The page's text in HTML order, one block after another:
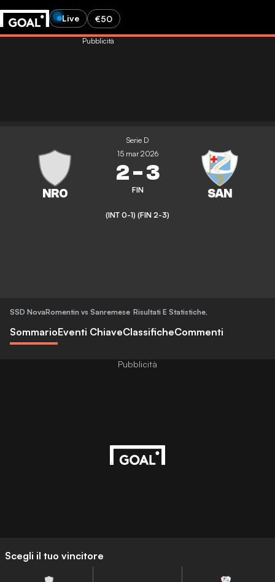
Live €50
Pubblicità
Serie D
15 mar 2026
2-3
FIN
(INT 0-1) (FIN 2-3)
SSD NovaRomentin vs Sanremese Risultati E Statistiche,
SommarioEventi ChiaveClassificheCommenti
Scegli il tuo vincitore
Pubblicità